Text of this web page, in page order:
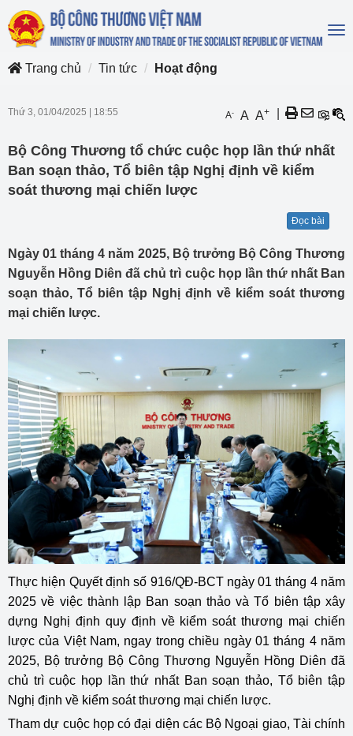
Trang chủ
Tin tức Hoạt động
Thứ 3, 01/04/2025 18:55 A- A A+
Bộ Công Thương tổ chức cuộc họp lần thứ nhất
Ban soạn thảo, Tổ biên tập Nghị định về kiểm
soát thương mại chiến lược
Đọc bài
Ngày 01 tháng 4 năm 2025, Bộ trưởng Bộ Công Thương
Nguyễn Hồng Diên đã chủ trì cuộc họp lần thứ nhất Ban
soạn thảo, Tổ biên tập Nghị định về kiểm soát thương
mại chiến lược.
Thực hiện Quyết định số 916/QĐ-BCT ngày 01 tháng 4 năm
2025 về việc thành lập Ban soạn thảo và Tổ biên tập xây
dựng Nghị định quy định về kiểm soát thương mại chiến
lược của Việt Nam, ngay trong chiều ngày 01 tháng 4 năm
2025, Bộ trưởng Bộ Công Thương Nguyễn Hồng Diên đã
chủ trì cuộc họp lần thứ nhất Ban soạn thảo, Tổ biên tập
Nghị định về kiểm soát thương mại chiến lược.
Tham dự cuộc họp có đại diện các Bộ Ngoại giao, Tài chính